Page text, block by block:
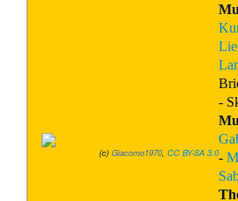
(c) Giacomo1970, CC BY-SA 3.0
-
-